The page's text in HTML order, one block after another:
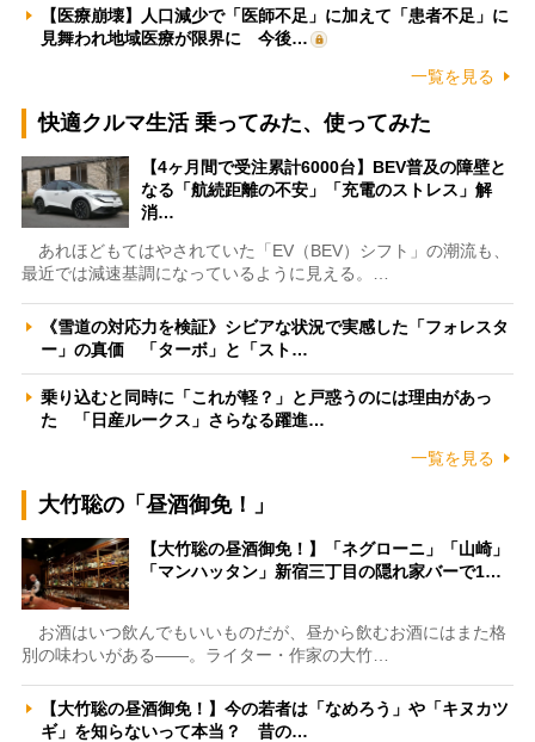
【医療崩壊】人口減少で「医師不足」に加えて「患者不足」に
見舞われ地域医療が限界に 今後…
一覧を見る
快適クルマ生活 乗ってみた、使ってみた
【4ヶ月間で受注累計6000台】BEV普及の障壁と
なる「航続距離の不安」「充電のストレス」解
消…
あれほどもてはやされていた「EV（BEV）シフト」の潮流も、
最近では減速基調になっているように見える。…
《雪道の対応力を検証》シビアな状況で実感した「フォレスタ
ー」の真価 「ターボ」と「スト…
乗り込むと同時に「これが軽？」と戸惑うのには理由があっ
た 「日産ルークス」さらなる躍進…
一覧を見る
大竹聡の「昼酒御免！」
【大竹聡の昼酒御免！】「ネグローニ」「山崎」
「マンハッタン」新宿三丁目の隠れ家バーで1…
お酒はいつ飲んでもいいものだが、昼から飲むお酒にはまた格
別の味わいがある――。ライター・作家の大竹…
【大竹聡の昼酒御免！】今の若者は「なめろう」や「キヌカツ
ギ」を知らないって本当？ 昔の…